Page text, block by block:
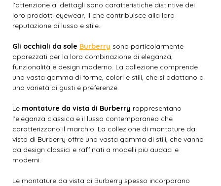
l’attenzione ai dettagli sono caratteristiche distintive dei
loro prodotti eyewear, il che contribuisce alla loro
reputazione di lusso e stile.
Gli occhiali da sole Burberry sono particolarmente
apprezzati per la loro combinazione di eleganza,
funzionalità e design moderno. La collezione comprende
una vasta gamma di forme, colori e stili, che si adattano a
una varietà di gusti e preferenze.
Le montature da vista di Burberry rappresentano
l’eleganza classica e il lusso contemporaneo che
caratterizzano il marchio. La collezione di montature da
vista di Burberry offre una vasta gamma di stili, che vanno
da design classici e raffinati a modelli più audaci e
moderni.
Le montature da vista di Burberry spesso incorporano